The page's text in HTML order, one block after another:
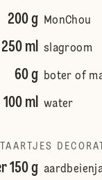
200 g MonChou
250 ml slagroom
60 g boter of
100 ml water
150 g